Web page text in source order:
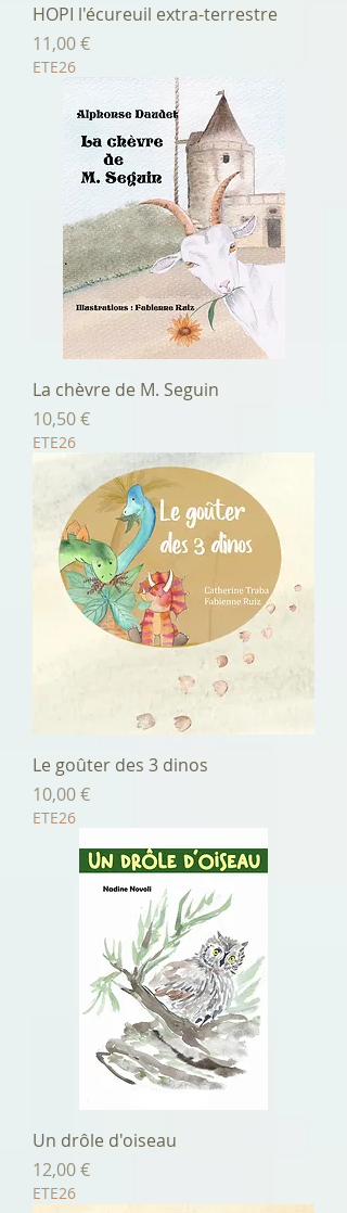
HOPI l'écureuil extra-terrestre
Prix
11,00 €
ETE26
La chèvre de M. Seguin
Prix
10,50 €
ETE26
Le goûter des 3 dinos
Prix
10,00 €
ETE26
Un drôle d'oiseau
Prix
12,00 €
ETE26